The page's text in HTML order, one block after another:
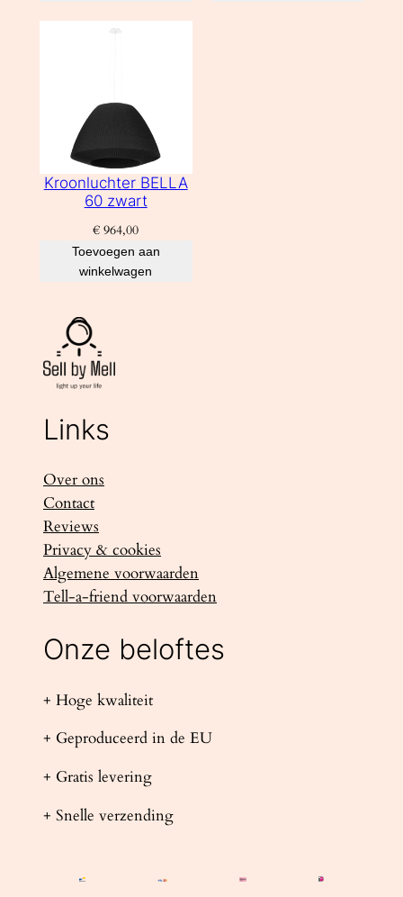
Kroonluchter BELLA
60 zwart
€ 964,00
Toevoegen aan
winkelwagen
Links
Over ons
Contact
Reviews
Privacy & cookies
Algemene voorwaarden
Tell-a-friend voorwaarden
Onze beloftes
+ Hoge kwaliteit
+ Geproduceerd in de EU
+ Gratis levering
+ Snelle verzending